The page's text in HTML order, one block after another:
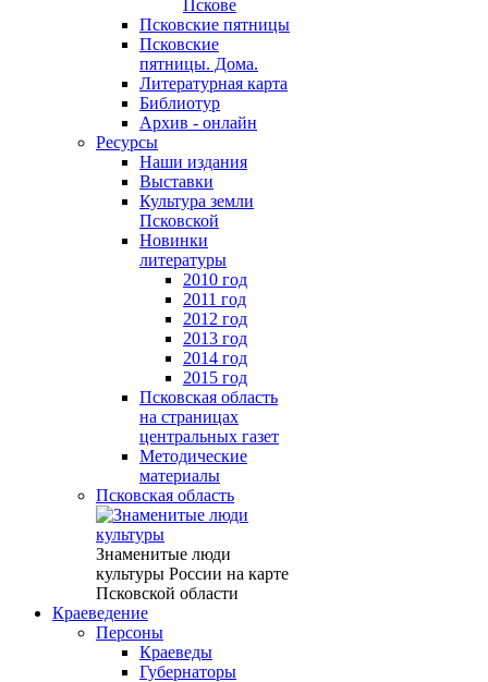
Пскове
Псковские пятницы
Псковские
пятницы. Дома.
Литературная карта
Библиотур
Архив - онлайн
Ресурсы
Наши издания
Выставки
Культура земли
Псковской
Новинки
литературы
2010 год
2011 год
2012 год
2013 год
2014 год
2015 год
Псковская область
на страницах
центральных газет
Методические
материалы
Псковская область
Знаменитые люди
культуры России на карте
Псковской области
Краеведение
Персоны
Краеведы
Губернаторы